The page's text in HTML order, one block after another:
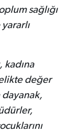
sağlığı
değer